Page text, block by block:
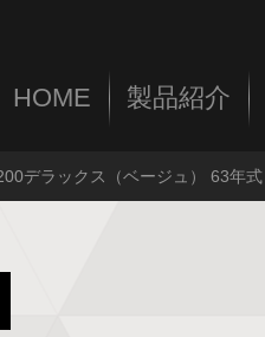
HOME 製品紹介
デラックス（ベージュ） 63年式